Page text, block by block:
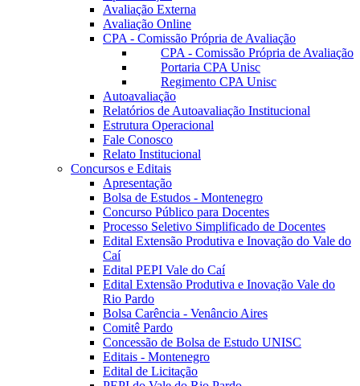
Avaliação Externa
Avaliação Online
CPA - Comissão Própria de Avaliação
CPA - Comissão Própria de Avaliação
Portaria CPA Unisc
Regimento CPA Unisc
Autoavaliação
Relatórios de Autoavaliação Institucional
Estrutura Operacional
Fale Conosco
Relato Institucional
Concursos e Editais
Apresentação
Bolsa de Estudos - Montenegro
Concurso Público para Docentes
Processo Seletivo Simplificado de Docentes
Edital Extensão Produtiva e Inovação do Vale do
Caí
Edital PEPI Vale do Caí
Edital Extensão Produtiva e Inovação Vale do
Rio Pardo
Bolsa Carência - Venâncio Aires
Comitê Pardo
Concessão de Bolsa de Estudo UNISC
Editais - Montenegro
Edital de Licitação